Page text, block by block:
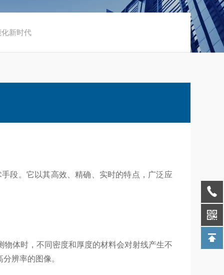
新时代
段。它以其高效、精确、实时的特点，广泛应
体时，不同密度和厚度的材料会对射线产生不
辨率的图像。